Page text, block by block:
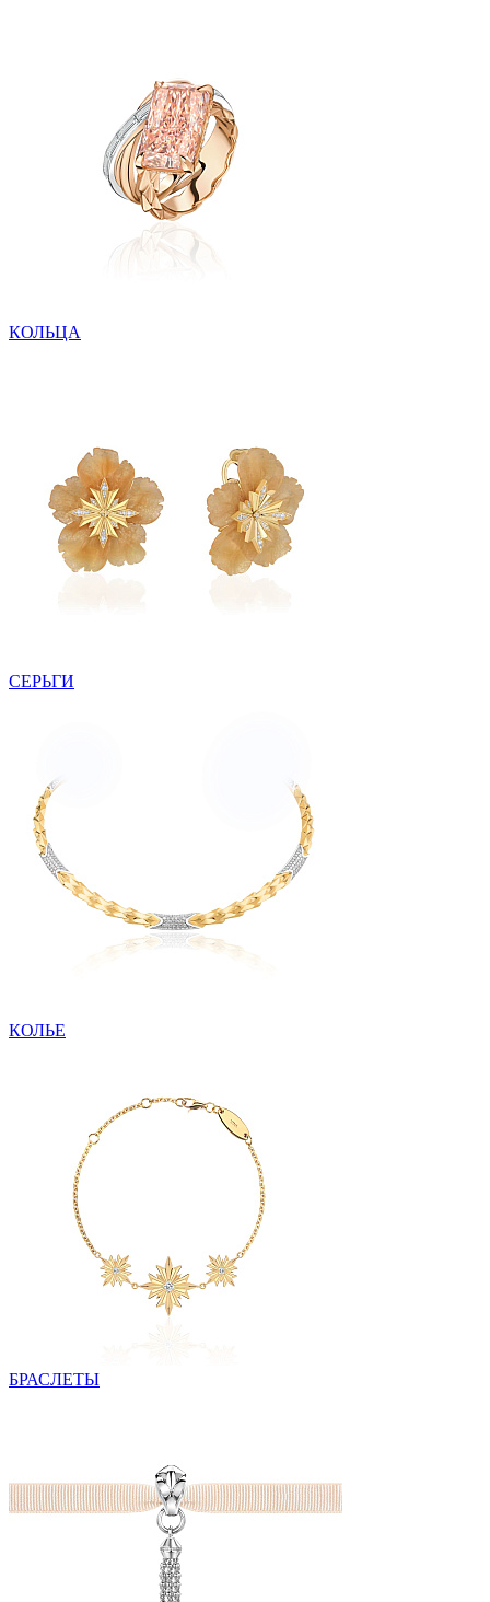
КОЛЬЦА
СЕРЬГИ
КОЛЬЕ
БРАСЛЕТЫ